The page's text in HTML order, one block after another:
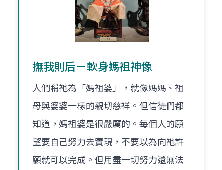
撫我則后－軟身媽祖神像
人們稱祂為「媽祖婆」，就像媽媽、祖
母與婆婆一樣的親切慈祥。但信徒們都
知道，媽祖婆是很嚴厲的。每個人的願
望要自己努力去實現，不要以為向祂許
願就可以完成。但用盡一切努力還無法